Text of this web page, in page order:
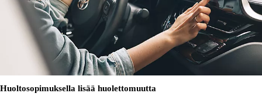
Huoltosopimuksella lisää huolettomuutta